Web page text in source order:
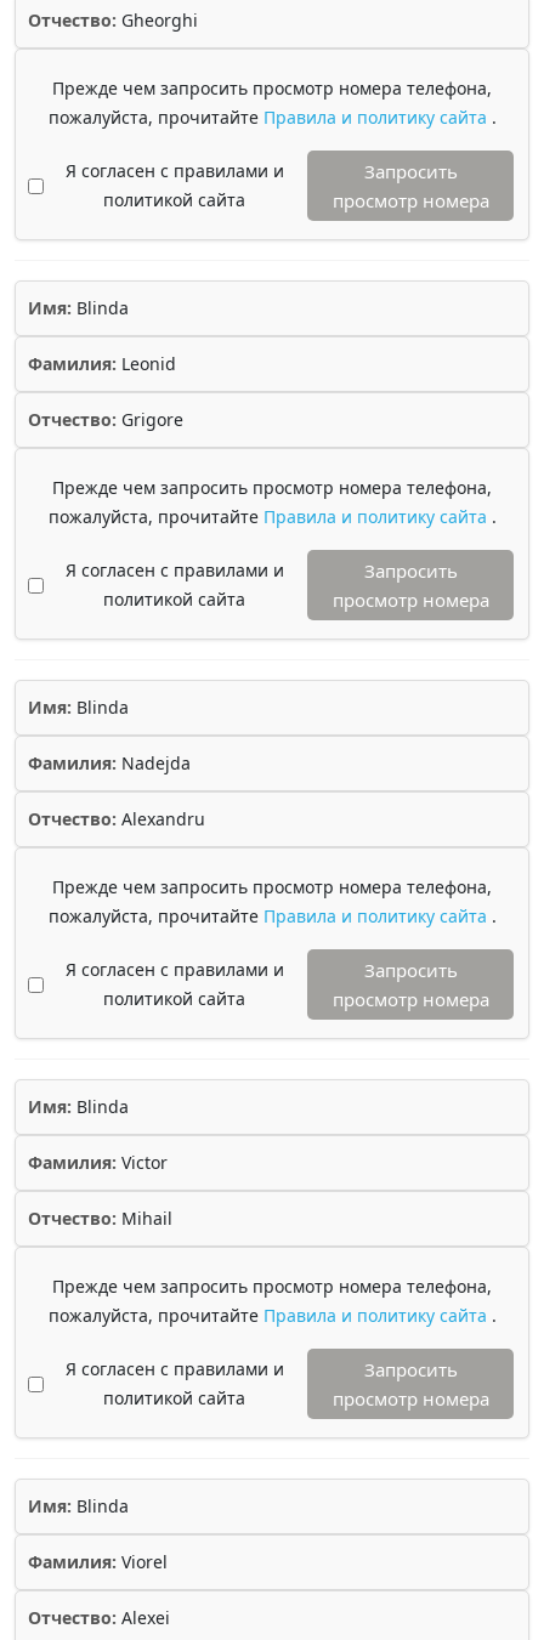
Отчество: Gheorghi
Прежде чем запросить просмотр номера телефона,
пожалуйста, прочитайте Правила и политику сайта .
Я согласен с правилами и
политикой сайта
Запросить
просмотр номера
Имя: Blinda
Фамилия: Leonid
Отчество: Grigore
Прежде чем запросить просмотр номера телефона,
пожалуйста, прочитайте Правила и политику сайта .
Я согласен с правилами и
политикой сайта
Запросить
просмотр номера
Имя: Blinda
Фамилия: Nadejda
Отчество: Alexandru
Прежде чем запросить просмотр номера телефона,
пожалуйста, прочитайте Правила и политику сайта .
Я согласен с правилами и
политикой сайта
Запросить
просмотр номера
Имя: Blinda
Фамилия: Victor
Отчество: Mihail
Прежде чем запросить просмотр номера телефона,
пожалуйста, прочитайте Правила и политику сайта .
Я согласен с правилами и
политикой сайта
Запросить
просмотр номера
Имя: Blinda
Фамилия: Viorel
Отчество: Alexei